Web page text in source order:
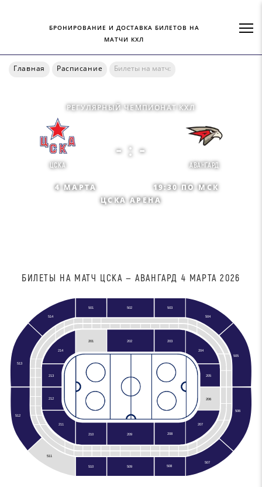
БРОНИРОВАНИЕ И ДОСТАВКА БИЛЕТОВ НА
МАТЧИ КХЛ
Главная Расписание Билеты на матч:
РЕГУЛЯРНЫЙ ЧЕМПИОНАТ КХЛ
ЦСКА
- : -
АВАНГАРД
4 МАРТА
19:30 ПО МСК
ЦСКА АРЕНА
БИЛЕТЫ НА МАТЧ ЦСКА — АВАНГАРД 4 МАРТА 2026
502
501 503
504
505
506
507
508
509
510
511
512
513
514
201 202 203
204
205
206
207
208
209
210
211
212
213
214